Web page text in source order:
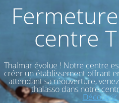
centre
Thalmar évolue ! Notre centre
créer un établissement offrant
attendant sa réouverture,
thalasso dans notre
Découvrir